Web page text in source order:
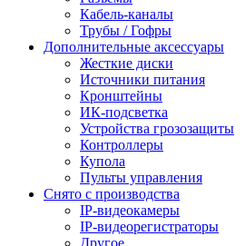
Кабель-каналы
Трубы / Гофры
Дополнительные аксессуары
Жесткие диски
Источники питания
Кронштейны
ИК-подсветка
Устройства грозозащиты
Контроллеры
Купола
Пульты управления
Снято с производства
IP-видеокамеры
IP-видеорегистраторы
Другое